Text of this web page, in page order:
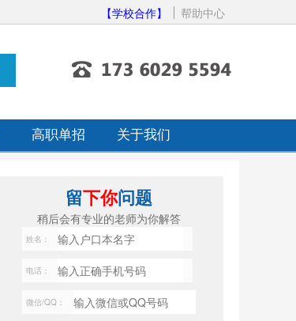
【学校合作】 帮助中心
高职单招 关于我们
留下你问题
稍后会有专业的老师为你解答
姓名：
电话：
微信/QQ：